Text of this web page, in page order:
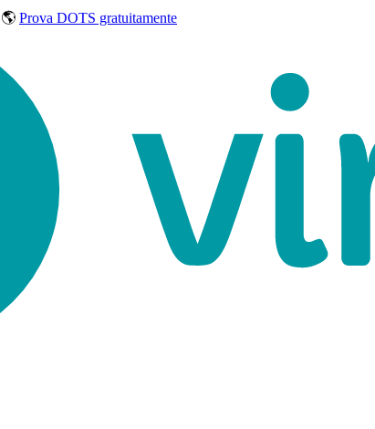
Prova DOTS gratuitamente